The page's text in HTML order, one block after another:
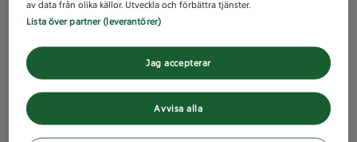
av data från olika källor. Utveckla och förbättra tjänster.
Lista över partner (leverantörer)
Avvisa alla
Jag accepterar